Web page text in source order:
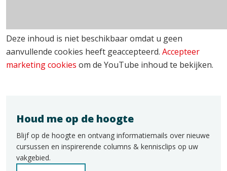
Deze inhoud is niet beschikbaar omdat u geen
aanvullende cookies heeft geaccepteerd. Accepteer
marketing cookies om de YouTube inhoud te bekijken.
Houd me op de hoogte
Blijf op de hoogte en ontvang informatiemails over nieuwe
cursussen en inspirerende columns & kennisclips op uw
vakgebied.